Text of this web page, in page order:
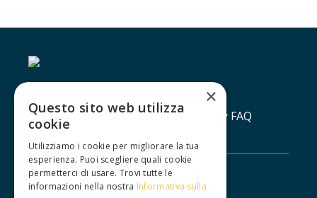
Contatti Lavora con noiPrivacy policy FAQ
×
Questo sito web utilizza
cookie
Utilizziamo i cookie per migliorare la tua
esperienza. Puoi scegliere quali cookie
permetterci di usare. Trovi tutte le
informazioni nella nostra Informativa sulla